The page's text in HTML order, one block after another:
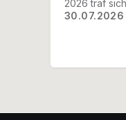
30.07.2026
2026 traf